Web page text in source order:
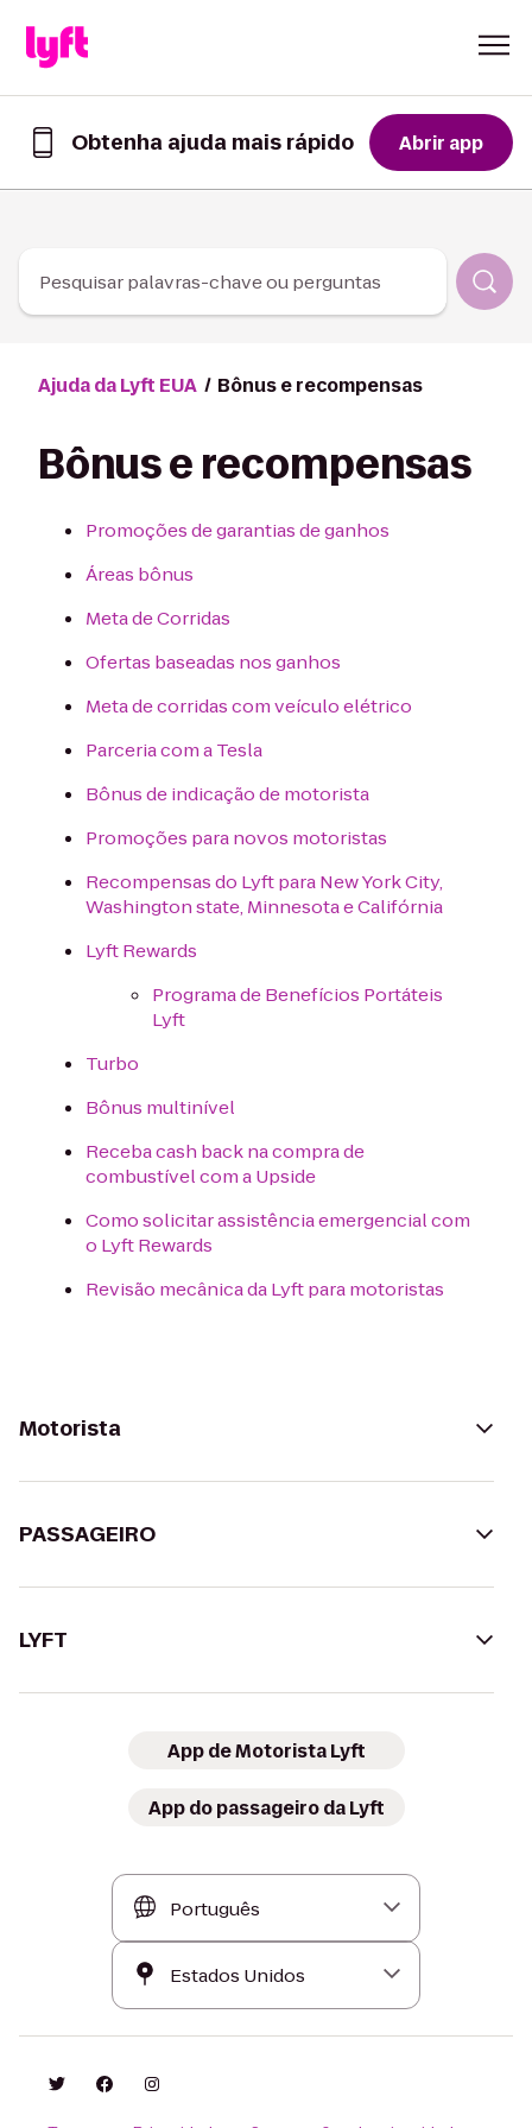
Obtenha ajuda mais rápido Obtenha
app
Abrir app
Pesquisar palavras-chave ou perguntas
Ajuda da Lyft EUA Bônus e recompensas
Bônus e recompensas
Promoções de garantias de ganhos
Áreas bônus
Meta de Corridas
Ofertas baseadas nos ganhos
Meta de corridas com veículo elétrico
Parceria com a Tesla
Bônus de indicação de motorista
Promoções para novos motoristas
Recompensas do Lyft para New York City,
Washington state, Minnesota e Califórnia
Lyft Rewards
Programa de Benefícios Portáteis
Lyft
Turbo
Bônus multinível
Receba cash back na compra de
combustível com a Upside
Como solicitar assistência emergencial com
o Lyft Rewards
Revisão mecânica da Lyft para motoristas
Motorista
PASSAGEIRO
LYFT
App de Motorista Lyft
App do passageiro da Lyft